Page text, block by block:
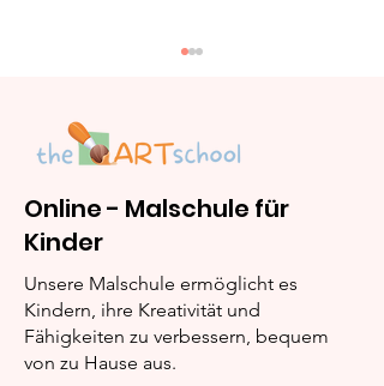
Eis: Sommer, Sonne,
Ausmalbilder
Online - Malschule für
Kinder
Unsere Malschule ermöglicht es
Kindern, ihre Kreativität und
Fähigkeiten zu verbessern, bequem
von zu Hause aus.